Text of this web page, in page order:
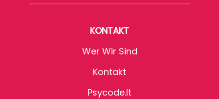
KONTAKT
Wer Wir Sind
Kontakt
Psycode.it